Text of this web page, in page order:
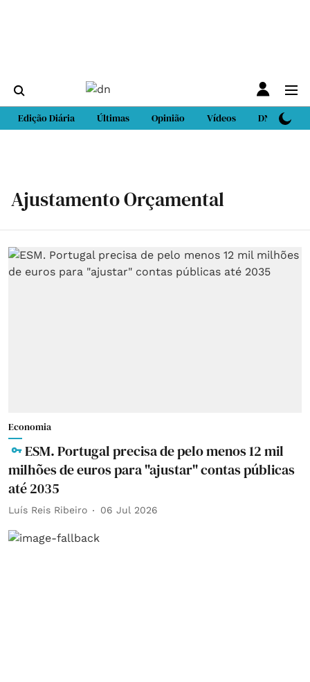
Edição Diária Últimas Opinião Vídeos DN Sport
Ajustamento Orçamental
Economia
ESM. Portugal precisa de pelo menos 12 mil
milhões de euros para "ajustar" contas públicas
até 2035
Luís Reis Ribeiro 06 Jul 2026